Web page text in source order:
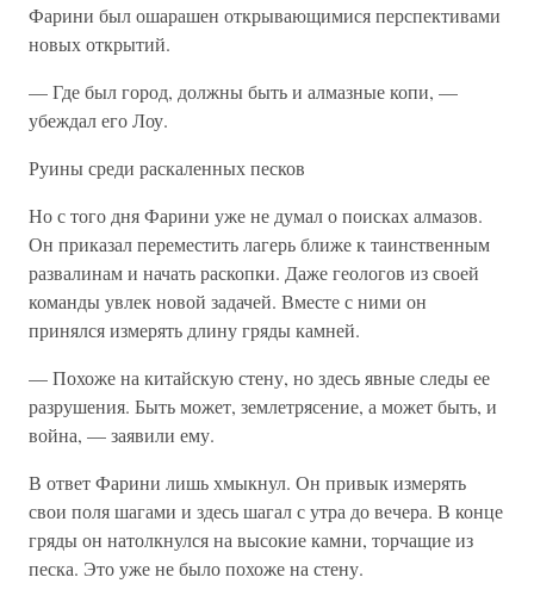
Фарини был ошарашен открывающимися перспективами
новых открытий.
— Где был город, должны быть и алмазные копи, —
убеждал его Лоу.
Руины среди раскаленных песков
Но с того дня Фарини уже не думал о поисках алмазов.
Он приказал переместить лагерь ближе к таинственным
развалинам и начать раскопки. Даже геологов из своей
команды увлек новой задачей. Вместе с ними он
принялся измерять длину гряды камней.
— Похоже на китайскую стену, но здесь явные следы ее
разрушения. Быть может, землетрясение, а может быть, и
война, — заявили ему.
В ответ Фарини лишь хмыкнул. Он привык измерять
свои поля шагами и здесь шагал с утра до вечера. В конце
гряды он натолкнулся на высокие камни, торчащие из
песка. Это уже не было похоже на стену.